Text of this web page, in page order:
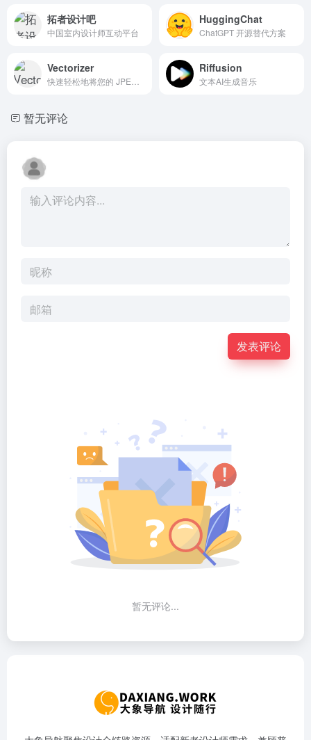
拓者设计吧
中国室内设计师互动平台
HuggingChat
ChatGPT 开源替代方案
Vectorizer Riffusion
文本AI生成音乐
暂无评论
发表评论
暂无评论...